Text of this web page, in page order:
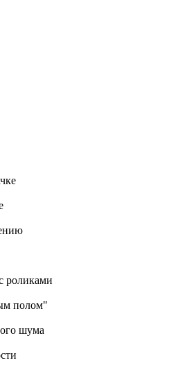
роликами
полом"
шума